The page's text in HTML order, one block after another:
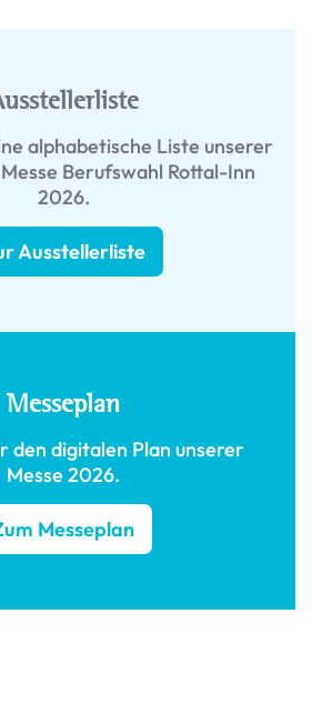
alphabetische Liste unserer
Berufswahl Rottal-Inn
2026.
Ausstellerliste
Messeplan
den digitalen Plan unserer
Messe 2026.
Messeplan